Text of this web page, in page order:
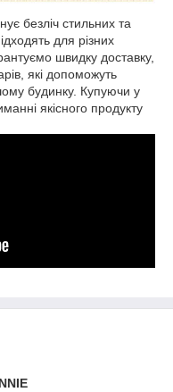
безліч стильних та
для різних
швидку доставку,
які допоможуть
будинку. Купуючи у
якісного продукту